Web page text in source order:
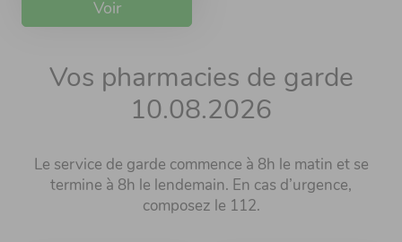
Voir
Vos pharmacies de garde
10.08.2026
Le service de garde commence à 8h le matin et se
termine à 8h le lendemain. En cas d’urgence,
composez le 112.